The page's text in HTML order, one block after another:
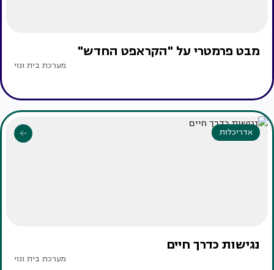
מבט פרמטרי על "הקראפט החדש"
מערכת בית ונוי
אדריכלות
נגישות כדרך חיים
מערכת בית ונוי